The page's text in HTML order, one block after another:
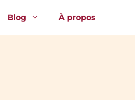
Blog À propos